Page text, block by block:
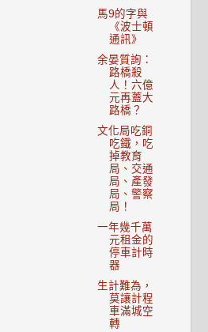
馬9的字與
《波士頓
通訊》
余晏質詢：
路橋殺
人！六億
元再蓋大
路橋？
文化局吃銅
吃鐵，吃
掉教育
局、交通
局、產發
局、警察
局！
一年幾千萬
元租金的
停車計時
器
生計難為，
莫讓計程
車滿城空
轉